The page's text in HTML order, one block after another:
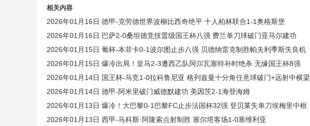
相关内容
2026年01月16日 德甲-克劳德世界波柳比西奇绝平 十人柏林联合1-1奥格斯堡
2026年01月16日 巴萨2-0桑坦德竞技晋级国王杯八强 费兰单刀球破门亚马尔建功
2026年01月15日 葡杯-本菲卡0-1波尔图止步八强 贝德纳雷克制胜帕夫利季斯失良机
2026年01月15日 爆冷出局！皇马2-3遭西乙队阿尔瓦塞特补时绝杀 无缘国王杯8强
2026年01月14日 国王杯-马竞1-0拉科鲁尼亚 格列兹曼十分角任意球破门+远射中横梁
2026年01月14日 德甲-阿米里破门威德默建功 美因茨2-1海登海姆
2026年01月13日 爆冷！大巴黎0-1巴黎FC止步法国杯32强 登贝莱失单刀埃梅里中框
2026年01月13日 西甲-马科斯·阿隆索点射制胜 塞尔塔客场1-0塞维利亚